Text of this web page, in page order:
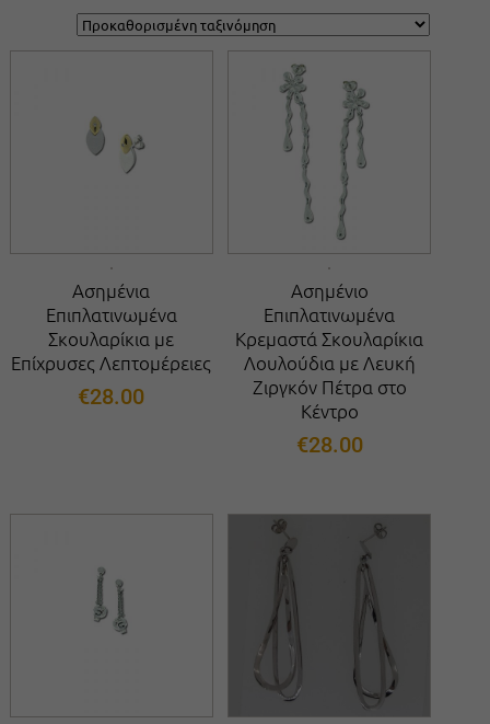
Ασημένια
Επιπλατινωμένα
Σκουλαρίκια με
Επίχρυσες Λεπτομέρειες
€28.00
Ασημένιο
Επιπλατινωμένα
Κρεμαστά Σκουλαρίκια
Λουλούδια με Λευκή
Ζιργκόν Πέτρα στο
Κέντρο
€28.00